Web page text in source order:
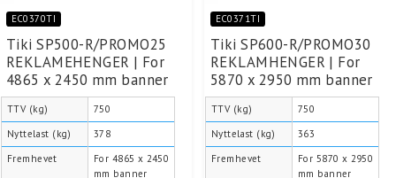
EC0370TI
Tiki SP500-R/PROMO25
REKLAMEHENGER | For
4865 x 2450 mm banner
TTV (kg)
750
Nyttelast (kg)
378
Fremhevet
For 4865 x 2450
mm banner
EC0371TI
Tiki SP600-R/PROMO30
REKLAMHENGER | For
5870 x 2950 mm banner
TTV (kg)
750
Nyttelast (kg)
363
Fremhevet
For 5870 x 2950
mm banner